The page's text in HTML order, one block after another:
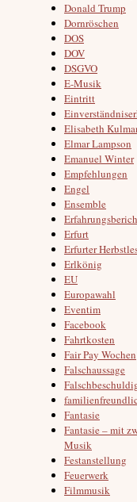
Donald Trump
Dornröschen
DOS
DOV
DSGVO
E-Musik
Eintritt
Elisabeth
Elmar Lampson
Emanuel Winter
Empfehlungen
Engel
Ensemble
Erfurt
Erfurter
Erlkönig
EU
Europawahl
Eventim
Facebook
Fahrtkosten
Fair Pay Wochen
Falschaussage
Fantasie
Fantasie – mit
Musik
Festanstellung
Feuerwerk
Filmmusik